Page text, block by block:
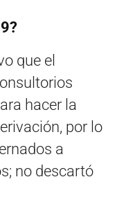
que el
hacer la
por lo
a
no descartó